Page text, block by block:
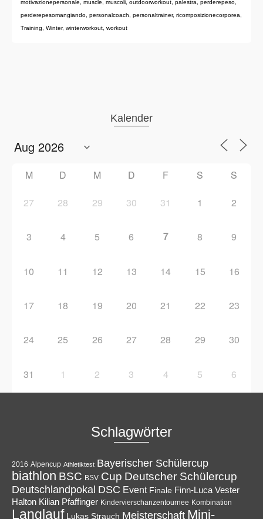
motivazionepersonale
muscle muscoli outdoorworkout palestra perderepeso
perderepesomangiando personalcoach personaltrainer, ricomposizionecorporea
Training
Winter, winterworkout workout
Kalender
M D M D F S S
27 28 29 30 31 1 2
3 4 5 6 7 8 9
10 11 12 13 14 15 16
17 18 19 20 21 22 23
24 25 26 27 28 29 30
31 1 2 3 4 5 6
Schlagwörter
2016 Alpencup Athletiktest Bayerischer Schülercup
biathlon BSC BSV Cup Deutscher Schülercup
Deutschlandpokal DSC Event Finale Finn-Luca Vester
Halton Kilian Pfaffinger Kindervierschanzentournee Kombination
Langlauf Lukas Strauch Meisterschaft Mini-